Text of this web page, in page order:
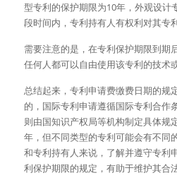
型专利的保护期限为10年，外观设计
段时间内，专利持有人有权利对其专
需要注意的是，在专利保护期限到期
任何人都可以自由使用该专利的技术或
总结起来，专利申请费缴费日期的规
的，国际专利申请遵循国际专利合作
则由国知识产权局等机构制定具体规
年，但不同类型的专利可能会有不同
和专利持有人来说，了解并遵守专利
利保护期限的规定，有助于维护其合法